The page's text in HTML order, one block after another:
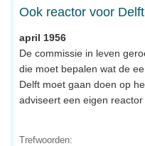
Ook reactor voor Delft
april 1956
De commissie in leven
die moet bepalen wat de
Delft moet gaan doen op
adviseert een eigen reactor
Trefwoorden: